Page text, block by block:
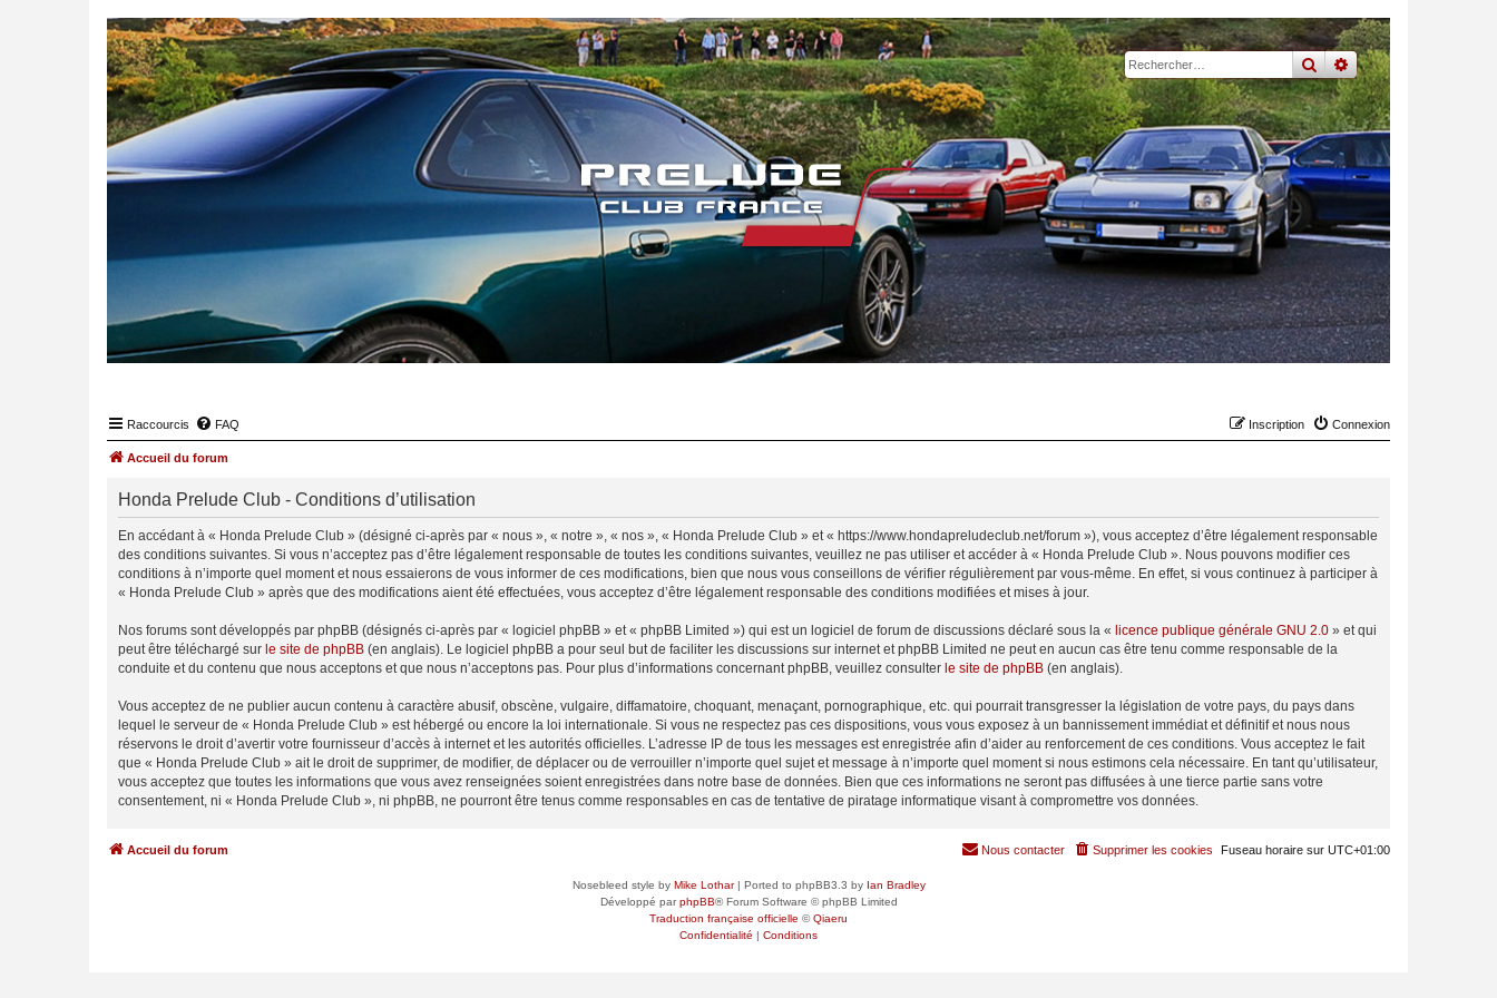
rechercher
recherche
Raccourcis FAQ Connexion
Inscription
Accueil du forum
Honda Prelude Club - Conditions d’utilisation
En accédant à « Honda Prelude Club » (désigné ci-après par « nous », « notre », « nos », « Honda Prelude Club » et « https://www.hondapreludeclub.net/forum »), vous acceptez d’être légalement responsable
des conditions suivantes. Si vous n’acceptez pas d’être légalement responsable de toutes les conditions suivantes, veuillez ne pas utiliser et accéder à « Honda Prelude Club ». Nous pouvons modifier ces
conditions à n’importe quel moment et nous essaierons de vous informer de ces modifications, bien que nous vous conseillons de vérifier régulièrement par vous-même. En effet, si vous continuez à participer à
« Honda Prelude Club » après que des modifications aient été effectuées, vous acceptez d’être légalement responsable des conditions modifiées et mises à jour.
Nos forums sont développés par phpBB (désignés ci-après par « logiciel phpBB » et « phpBB Limited ») qui est un logiciel de forum de discussions déclaré sous la « licence publique générale GNU 2.0 » et qui
peut être téléchargé sur le site de phpBB (en anglais). Le logiciel phpBB a pour seul but de faciliter les discussions sur internet et phpBB Limited ne peut en aucun cas être tenu comme responsable de la
conduite et du contenu que nous acceptons et que nous n’acceptons pas. Pour plus d’informations concernant phpBB, veuillez consulter le site de phpBB (en anglais).
Vous acceptez de ne publier aucun contenu à caractère abusif, obscène, vulgaire, diffamatoire, choquant, menaçant, pornographique, etc. qui pourrait transgresser la législation de votre pays, du pays dans
lequel le serveur de « Honda Prelude Club » est hébergé ou encore la loi internationale. Si vous ne respectez pas ces dispositions, vous vous exposez à un bannissement immédiat et définitif et nous nous
réservons le droit d’avertir votre fournisseur d’accès à internet et les autorités officielles. L’adresse IP de tous les messages est enregistrée afin d’aider au renforcement de ces conditions. Vous acceptez le fait
que « Honda Prelude Club » ait le droit de supprimer, de modifier, de déplacer ou de verrouiller n’importe quel sujet et message à n’importe quel moment si nous estimons cela nécessaire. En tant qu’utilisateur,
vous acceptez que toutes les informations que vous avez renseignées soient enregistrées dans notre base de données. Bien que ces informations ne seront pas diffusées à une tierce partie sans votre
consentement, ni « Honda Prelude Club », ni phpBB, ne pourront être tenus comme responsables en cas de tentative de piratage informatique visant à compromettre vos données.
Accueil du forum Fuseau horaire sur UTC+01:00
Supprimer les cookies
Nous contacter
Nosebleed style by Mike Lothar| Ported to phpBB3.3 by Ian Bradley
Développé parphpBB® Forum Software © phpBB Limited
Traduction française officielle ©Qiaeru
Confidentialité | Conditions